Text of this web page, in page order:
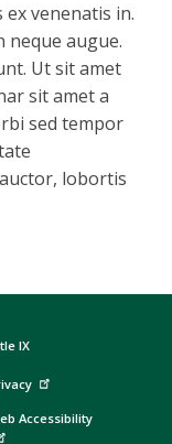
venenatis in.
neque augue.
Ut sit amet
sit amet a
sed tempor
lobortis
IX
Accessibility